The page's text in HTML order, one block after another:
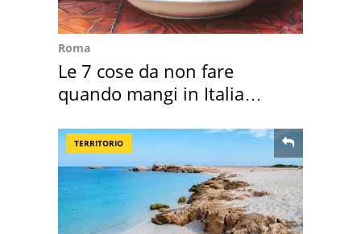
Roma
Le 7 cose da non fare
quando mangi in Italia
TERRITORIO